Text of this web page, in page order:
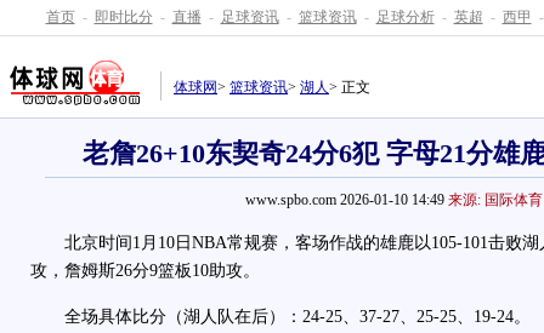
首页 - 即时比分 - 直播 - 足球资讯 - 篮球资讯 - 足球分析 - 英超 - 西甲 -
体球网> 篮球资讯> 湖人> 正文
老詹26+10东契奇24分6犯 字母21分雄
www.spbo.com 2026-01-10 14:49 来源: 国际体育
北京时间1月10日NBA常规赛，客场作战的雄鹿以105-101击败湖
攻，詹姆斯26分9篮板10助攻。
全场具体比分（湖人队在后）：24-25、37-27、25-25、19-24。